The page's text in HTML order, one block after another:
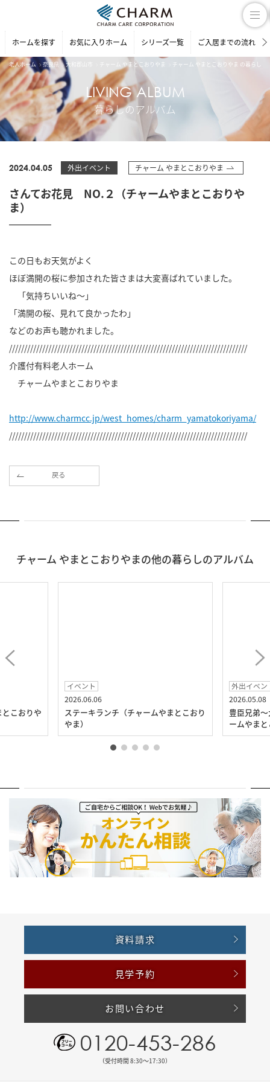
ホームを探す お気に入りホーム シリーズ一覧 ご入居までの流れ
老人ホーム 奈良県 大和郡山市 チャーム やまとこおりやま チャーム やまとこおりやま の暮らしの
LIVING ALBUM
暮らしのアルバム
2024.04.05 外出イベント チャーム やまとこおりやま
さんてお花見 NO.２（チャームやまとこおりや
ま）
この日もお天気がよく
ほぼ満開の桜に参加された皆さまは大変喜ばれていました。
「気持ちいいね～」
「満開の桜、見れて良かったわ」
などのお声も聴かれました。
///////////////////////////////////////////////////////////////////////////////
介護付有料老人ホーム
チャームやまとこおりやま
http://www.charmcc.jp/west_homes/charm_yamatokoriyama/
///////////////////////////////////////////////////////////////////////////////
戻る
チャーム やまとこおりやまの他の暮らしのアルバム
こおりや
イベント
2026.06.06
ステーキランチ（チャームやまとこおり
やま）
外出イベン
2026.05.08
豊臣兄弟
ームやま
資料請求
見学予約
お問い合わせ
0120-453-286
（受付時間 8:30〜17:30）